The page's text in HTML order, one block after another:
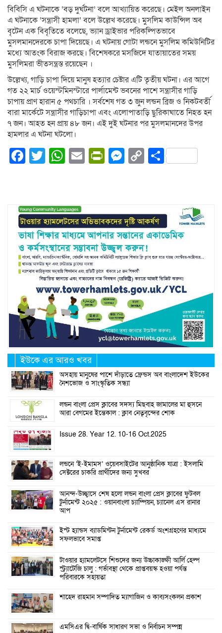
বিবিসি এ ঘটনাকে ‘বড় দুর্ঘটনা’ বলে আখ্যায়িত করেছে। মেইল অনলাইন
এ ঘটনাকে ‘সন্ত্রাসী হামলা’ বলে উল্লেখ করেছে। মুসলিম কাউন্সিল অব
বৃটেন এক বিবৃতিতে বলেছে, ভ্যান ড্রাইভার পরিকল্পিতভাবে
মুসলমানদেরকে চাপা দিয়েছে। এ ঘটনায় গোটা লন্ডনে মুসলিম কমিউনিটির
মধ্যে আতংক বিরাজ করছে। বিশেষকরে মসজিদে যাতায়াতের সময়
মুসলিমরা ভীতসন্ত্রস্ত রয়েছেন ।
উল্লেখ্য, গাড়ি চাপা দিয়ে মানুষ হত্যার চেষ্টার এটি তৃতীয় ঘটনা। এর আগে
গত ২২ মার্চ ওয়েস্টমিনস্টারে পার্লামেন্ট ভবনের পাশে সন্ত্রাসীর গাড়ি
চাপায় প্রাণ হারান ৫ পথচারি । সর্বশেষ গত ৩ জুন লন্ডন ব্রিজ ও নিকটবর্তী
বারা মার্কেটে সন্ত্রাসীর গাড়িচাপা এবং এলোপাতাড়ি ছুরিকাঘাতে নিহত হন
৭ জন। আহত হন প্রায় ৪৮ জন। এই দুই ঘটনার পর মুসলমানদের উপর
হামলার এ ঘটনা ঘটলো।
Facebook
Twitter
WhatsApp
EmailPrintFriendly
Messenger
CopyShare
ইউকে এর আরও খবর
অসহায় মানুষের পাশে দাঁড়াতে ফ্রেন্ডস অব বাংলাদেশ ইউকের
নৈশভোজ ও সাংস্কৃতিক সন্ধ্যা
লন্ডন বাংলা প্রেস ক্লাবের সদস্য মিছবাহ জামালের মা হুসনে
আরা বেগমের ইন্তেকাল : ক্লাব নেতৃবৃন্দের শোক
Issue 28. Year 12. 10-16 Oct.2025
লন্ডনে ‘ই-ইমামস’ ওয়েবসাইটের আনুষ্ঠানিক যাত্রা : ইসলামি
সেক্টরের চাকরি প্রার্থীদের জন্য সুখবর
আনন্দ-উচ্ছ্বাসে শেষ হলো লন্ডন বাংলা প্রেস ক্লাবের ফুটবল
টুর্নামেন্ট ২০২৫ : ওয়ানবাংলা চ্যাম্পিয়ন, চ্যানেল এস রানার
আপ
ইস্ট হ্যান্ডস ব্যাডমিন্টন টুর্নামেন্ট রেকর্ড অংশগ্রহণের মাধ্যমে
সফলভাবে সমাপ্ত
টাওয়ার হ্যামলেটসে শিশুদের জন্য উচ্চাকাঙ্ক্ষী আর্লি হেল্প
স্ট্র্যাটেজি চালু : গর্ভাবস্থা থেকে প্রাপ্তবয়স্ক হওয়া পর্যন্ত
পরিবারকে সহায়তা
শাহেদ রাহমান সম্পাদিত ম্যাগাজিন ও কাব্যসংকলন প্রকাশ
এমসিএর দ্বি-বার্ষিক সাধারণ সভা ও নির্বাচন সম্পন্ন